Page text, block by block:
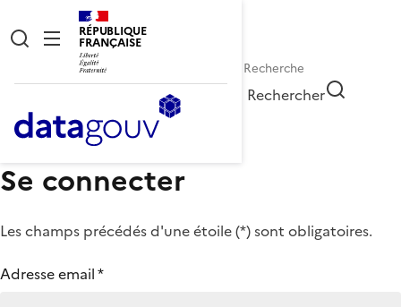
RÉPUBLIQUE
FRANÇAISE
Rechercher
Se connecter
Les champs précédés d'une étoile (*) sont obligatoires.
Adresse email*